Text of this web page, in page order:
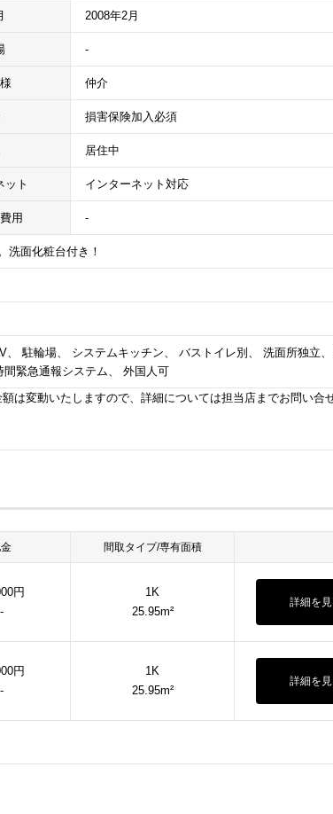
2008年2月
-
仲介
損害保険加入必須
居住中
ット インターネット対応
用 -
洗面化粧台付き！
駐輪場、 システムキッチン、 バストイレ別、 洗面所独立
緊急通報システム、 外国人可
変動いたしますので、詳細については担当店までお問い合
間取タイプ/専有面積
円
1K
25.95m²
詳細を
円
1K
25.95m²
詳細を